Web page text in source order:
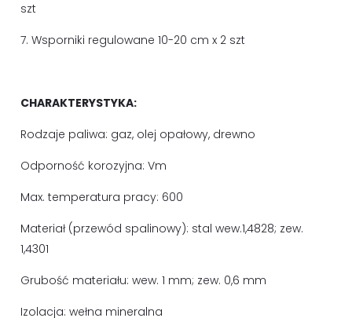
szt
7. Wsporniki regulowane 10-20 cm x 2 szt
CHARAKTERYSTYKA:
Rodzaje paliwa: gaz, olej opałowy, drewno
Odporność korozyjna: Vm
Max. temperatura pracy: 600
Materiał (przewód spalinowy): stal wew.1,4828; zew.
1,4301
Grubość materiału: wew. 1 mm; zew. 0,6 mm
Izolacja: wełna mineralna